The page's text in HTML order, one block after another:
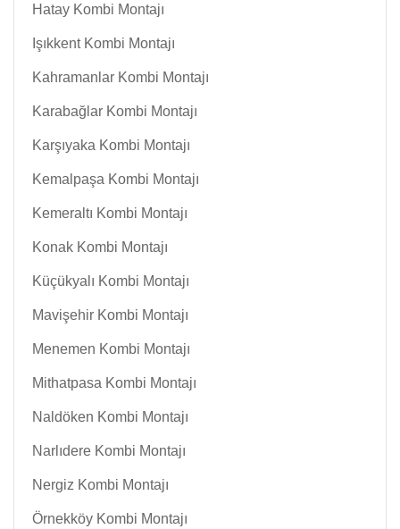
Hatay Kombi Montajı
Işıkkent Kombi Montajı
Kahramanlar Kombi Montajı
Karabağlar Kombi Montajı
Karşıyaka Kombi Montajı
Kemalpaşa Kombi Montajı
Kemeraltı Kombi Montajı
Konak Kombi Montajı
Küçükyalı Kombi Montajı
Mavişehir Kombi Montajı
Menemen Kombi Montajı
Mithatpasa Kombi Montajı
Naldöken Kombi Montajı
Narlıdere Kombi Montajı
Nergiz Kombi Montajı
Örnekköy Kombi Montajı